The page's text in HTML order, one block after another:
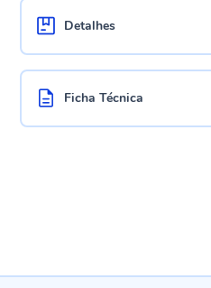
Detalhes
Ficha Técnica